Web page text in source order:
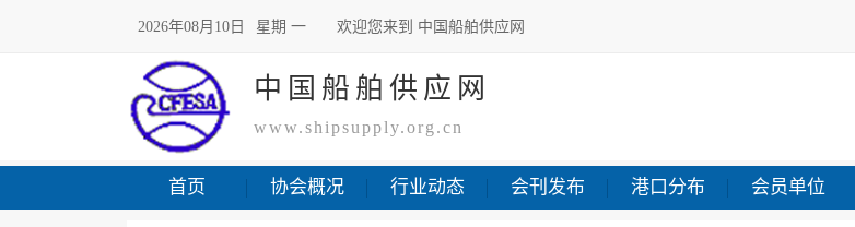
2026年08月10日 星期 一 欢迎您来到 中国船舶供应网
中国船舶供应网
www.shipsupply.org.cn
首页 协会概况 行业动态 会刊发布 港口分布 会员单位